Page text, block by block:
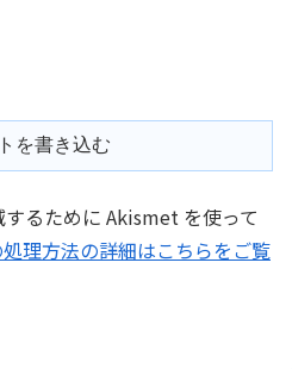
を書き込む
るために Akismet を使って
理方法の詳細はこちらをご覧